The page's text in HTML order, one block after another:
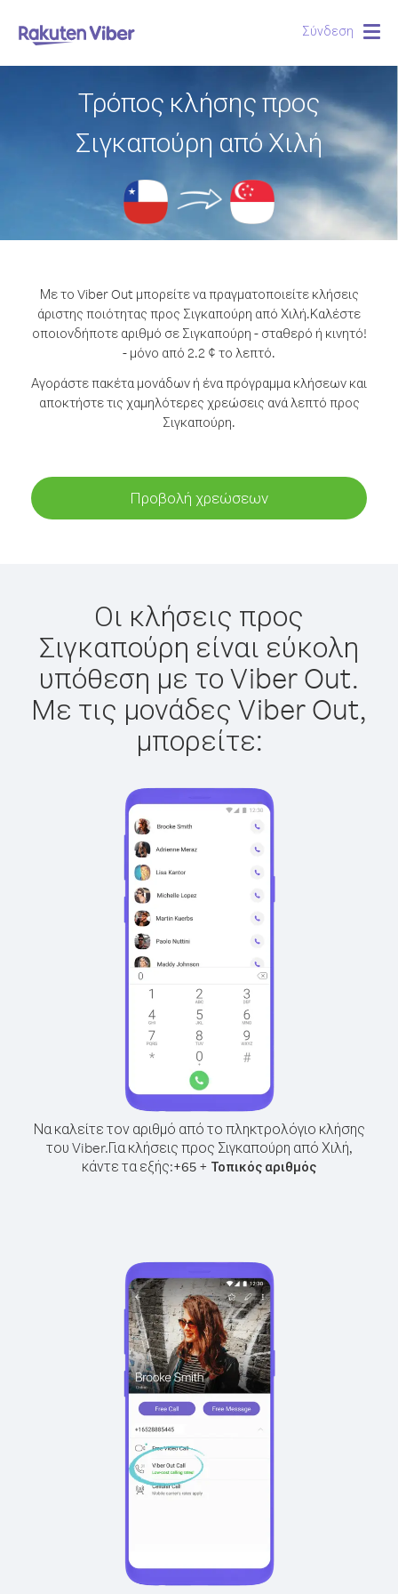
Σύνδεση
Τρόπος κλήσης προς
Σιγκαπούρη από Χιλή
Με το Viber Out μπορείτε να πραγματοποιείτε κλήσεις
άριστης ποιότητας προς Σιγκαπούρη από Χιλή.Καλέστε
οποιονδήποτε αριθμό σε Σιγκαπούρη - σταθερό ή κινητό!
- μόνο από 2.2 ¢ το λεπτό.
Αγοράστε πακέτα μονάδων ή ένα πρόγραμμα κλήσεων και
αποκτήστε τις χαμηλότερες χρεώσεις ανά λεπτό προς
Σιγκαπούρη.
Προβολή χρεώσεων
Οι κλήσεις προς
Σιγκαπούρη είναι εύκολη
υπόθεση με το Viber Out.
Με τις μονάδες Viber Out,
μπορείτε:
Να καλείτε τον αριθμό από το πληκτρολόγιο κλήσης
του Viber.Για κλήσεις προς Σιγκαπούρη από Χιλή,
κάντε τα εξής:+65 + Τοπικός αριθμός